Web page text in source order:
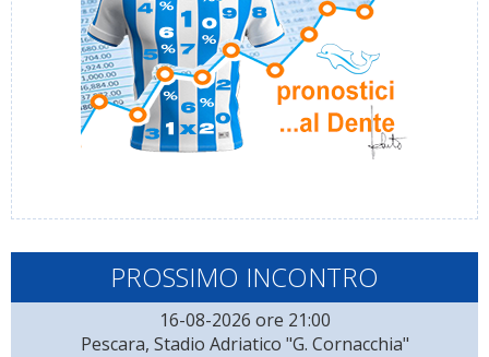
PROSSIMO INCONTRO
16-08-2026 ore 21:00
Pescara, Stadio Adriatico "G. Cornacchia"